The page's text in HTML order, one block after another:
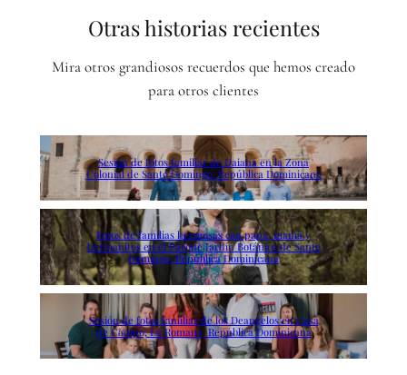
Otras historias recientes
Mira otros grandiosos recuerdos que hemos creado
para otros clientes
Sesión de fotos familiar de Daiana en la Zona
Colonial de Santo Domingo, República Dominicana
Fotos de familias hermosas con papa, mama y
hermanitos en el Parque Jardín Botánico de Santo
Domingo, República Dominicana
Sesión de fotos familiar de los Deangelos en Casa
de Campo, La Romana, República Dominicana